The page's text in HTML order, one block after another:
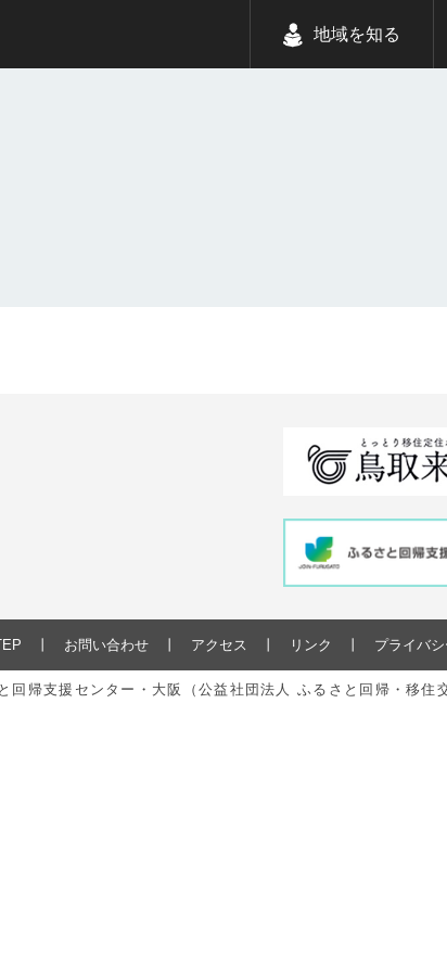
地域を知る
お問い合わせ アクセス リンク プライバ
回帰支援センター・大阪（公益社団法人 ふるさと回帰・移